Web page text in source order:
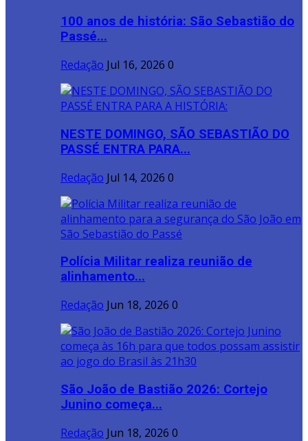
100 anos de história: São Sebastião do
Passé...
Redação Jul 16, 2026 0
NESTE DOMINGO, SÃO SEBASTIÃO DO
PASSÉ ENTRA PARA...
Redação Jul 14, 2026 0
Polícia Militar realiza reunião de
alinhamento...
Redação Jun 18, 2026 0
São João de Bastião 2026: Cortejo
Junino começa...
Redação Jun 18, 2026 0